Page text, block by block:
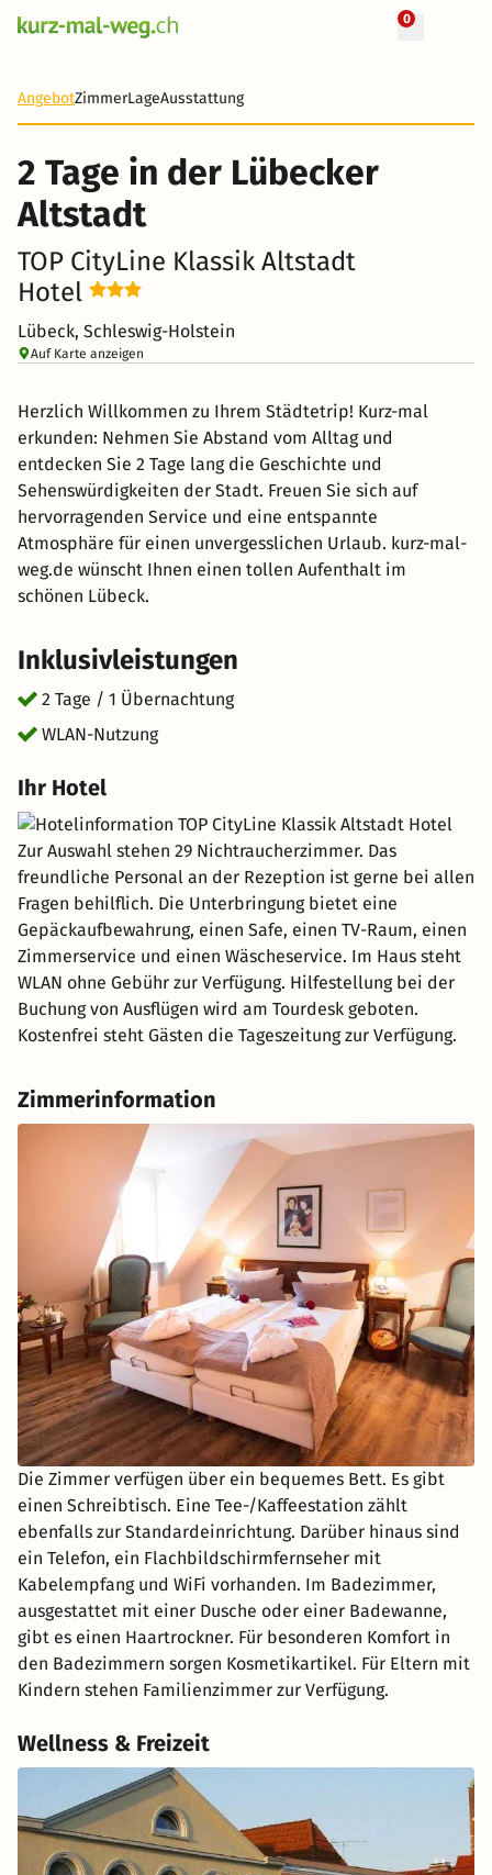
0
AngebotZimmerLageAusstattung
2 Tage in der Lübecker
Altstadt
TOP CityLine Klassik Altstadt
Hotel
Lübeck, Schleswig-Holstein
Auf Karte anzeigen
Herzlich Willkommen zu Ihrem Städtetrip! Kurz-mal
erkunden: Nehmen Sie Abstand vom Alltag und
entdecken Sie 2 Tage lang die Geschichte und
Sehenswürdigkeiten der Stadt. Freuen Sie sich auf
hervorragenden Service und eine entspannte
Atmosphäre für einen unvergesslichen Urlaub. kurz-mal-
weg.de wünscht Ihnen einen tollen Aufenthalt im
schönen Lübeck.
Inklusivleistungen
2 Tage / 1 Übernachtung
WLAN-Nutzung
Ihr Hotel
Zur Auswahl stehen 29 Nichtraucherzimmer. Das
freundliche Personal an der Rezeption ist gerne bei allen
Fragen behilflich. Die Unterbringung bietet eine
Gepäckaufbewahrung, einen Safe, einen TV-Raum, einen
Zimmerservice und einen Wäscheservice. Im Haus steht
WLAN ohne Gebühr zur Verfügung. Hilfestellung bei der
Buchung von Ausflügen wird am Tourdesk geboten.
Kostenfrei steht Gästen die Tageszeitung zur Verfügung.
Zimmerinformation
Die Zimmer verfügen über ein bequemes Bett. Es gibt
einen Schreibtisch. Eine Tee-/Kaffeestation zählt
ebenfalls zur Standardeinrichtung. Darüber hinaus sind
ein Telefon, ein Flachbildschirmfernseher mit
Kabelempfang und WiFi vorhanden. Im Badezimmer,
ausgestattet mit einer Dusche oder einer Badewanne,
gibt es einen Haartrockner. Für besonderen Komfort in
den Badezimmern sorgen Kosmetikartikel. Für Eltern mit
Kindern stehen Familienzimmer zur Verfügung.
Wellness & Freizeit